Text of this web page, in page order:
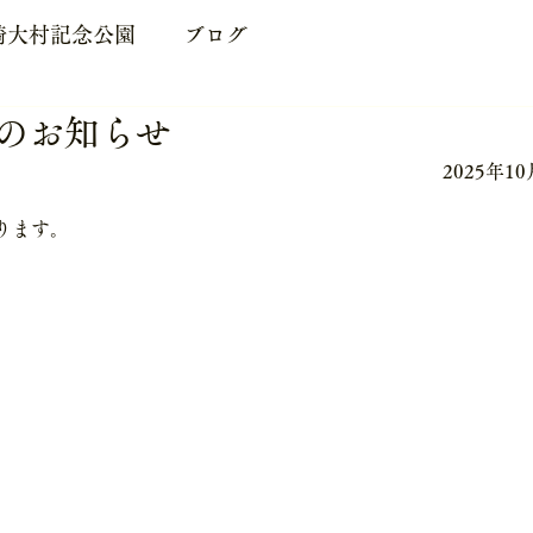
大村記念公園 ブログ
お知らせ
2025年10
す。